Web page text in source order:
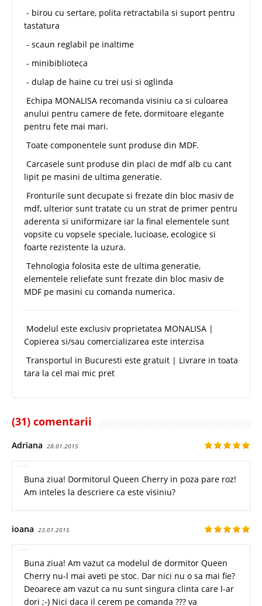
- birou cu sertare, polita retractabila si suport pentru
tastatura
- scaun reglabil pe inaltime
- minibiblioteca
- dulap de haine cu trei usi si oglinda
Echipa MONALISA recomanda visiniu ca si culoarea
anului pentru camere de fete, dormitoare elegante
pentru fete mai mari.
Toate componentele sunt produse din MDF.
Carcasele sunt produse din placi de mdf alb cu cant
lipit pe masini de ultima generatie.
Fronturile sunt decupate si frezate din bloc masiv de
mdf, ulterior sunt tratate cu un strat de primer pentru
aderenta si uniformizare iar la final elementele sunt
vopsite cu vopsele speciale, lucioase, ecologice si
foarte rezistente la uzura.
Tehnologia folosita este de ultima generatie,
elementele reliefate sunt frezate din bloc masiv de
MDF pe masini cu comanda numerica.
Modelul este exclusiv proprietatea MONALISA |
Copierea si/sau comercializarea este interzisa
Transportul in Bucuresti este gratuit | Livrare in toata
tara la cel mai mic pret
(31) comentarii
Adriana 28.01.2015
Buna ziua! Dormitorul Queen Cherry in poza pare roz!
Am inteles la descriere ca este visiniu?
ioana 23.01.2015
Buna ziua! Am vazut ca modelul de dormitor Queen
Cherry nu-l mai aveti pe stoc. Dar nici nu o sa mai fie?
Deoarece am vazut ca nu sunt singura clinta care l-ar
dori ;-) Nici daca il cerem pe comanda ??? va